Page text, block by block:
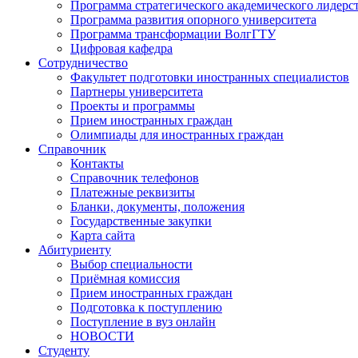
Программа стратегического академического
Программа развития опорного университета
Программа трансформации ВолгГТУ
Цифровая кафедра
Сотрудничество
Факультет подготовки иностранных специалистов
Партнеры университета
Проекты и программы
Прием иностранных граждан
Олимпиады для иностранных граждан
Справочник
Контакты
Справочник телефонов
Платежные реквизиты
Бланки, документы, положения
Государственные закупки
Карта сайта
Абитуриенту
Выбор специальности
Приёмная комиссия
Прием иностранных граждан
Подготовка к поступлению
Поступление в вуз онлайн
НОВОСТИ
Студенту